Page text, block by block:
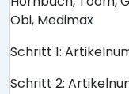
Obi, Medimax
Schritt 1:
Schritt 2: